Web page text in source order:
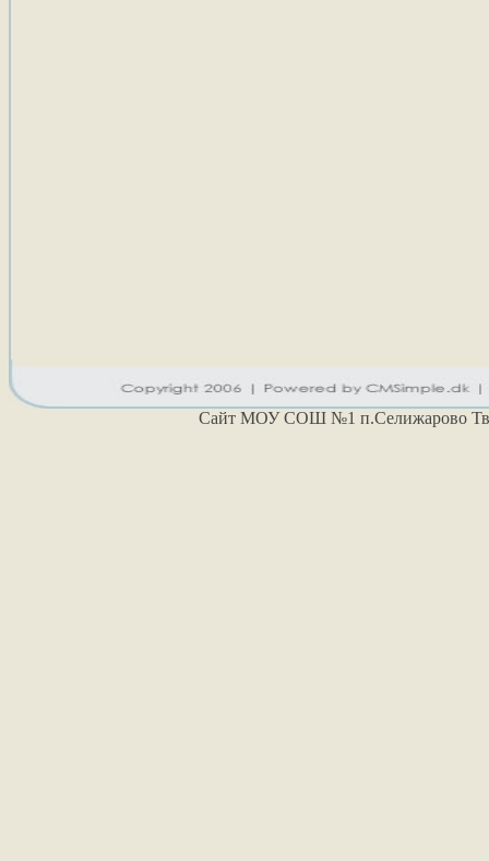
Cайт МОУ СОШ №1 п.Селижарово